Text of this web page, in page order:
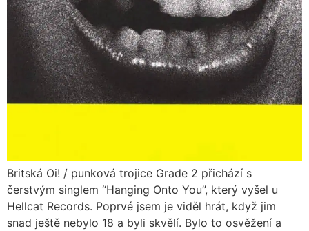
Britská Oi! / punková trojice Grade 2 přichází s
čerstvým singlem “Hanging Onto You”, který vyšel u
Hellcat Records. Poprvé jsem je viděl hrát, když jim
snad ještě nebylo 18 a byli skvělí. Bylo to osvěžení a